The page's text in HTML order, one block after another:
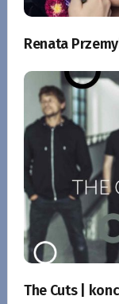
Renata
The Cuts |